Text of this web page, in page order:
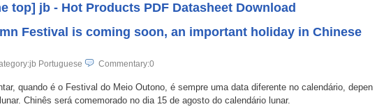
top] jb - Hot Products PDF Datasheet Download
Festival is coming soon, an important holiday in Chinese
Portuguese Commentary:0
quando é o Festival do Meio Outono, é sempre uma data diferente no calendário, depen
Chinês será comemorado no dia 15 de agosto do calendário lunar.